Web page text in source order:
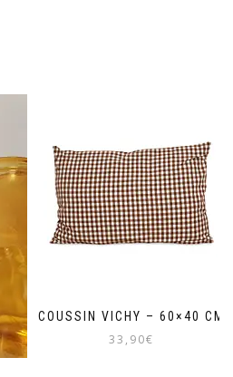
COUSSIN VICHY – 60×40 CM
33,90€